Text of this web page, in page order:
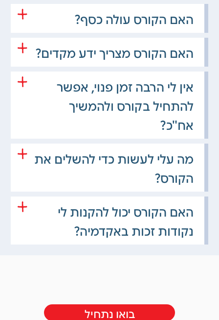
האם הקורס עולה כסף?
האם הקורס מצריך ידע מקדים?
אין לי הרבה זמן פנוי, אפשר
להתחיל בקורס ולהמשיך
אח"כ?
מה עלי לעשות כדי להשלים את
הקורס?
האם הקורס יכול להקנות לי
נקודות זכות באקדמיה?
בואו נתחיל